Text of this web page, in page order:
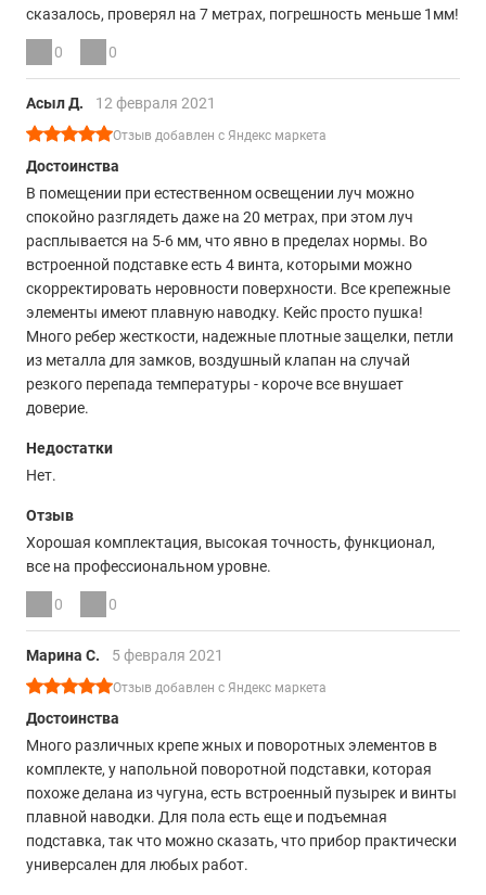
сказалось, проверял на 7 метрах, погрешность меньше 1мм!
0 0
Асыл Д. 12 февраля 2021
Отзыв добавлен с Яндекс маркета
Достоинства
В помещении при естественном освещении луч можно
спокойно разглядеть даже на 20 метрах, при этом луч
расплывается на 5-6 мм, что явно в пределах нормы. Во
встроенной подставке есть 4 винта, которыми можно
скорректировать неровности поверхности. Все крепежные
элементы имеют плавную наводку. Кейс просто пушка!
Много ребер жесткости, надежные плотные защелки, петли
из металла для замков, воздушный клапан на случай
резкого перепада температуры - короче все внушает
доверие.
Недостатки
Нет.
Отзыв
Хорошая комплектация, высокая точность, функционал,
все на профессиональном уровне.
0 0
Марина С. 5 февраля 2021
Отзыв добавлен с Яндекс маркета
Достоинства
Много различных крепе жных и поворотных элементов в
комплекте, у напольной поворотной подставки, которая
похоже делана из чугуна, есть встроенный пузырек и винты
плавной наводки. Для пола есть еще и подъемная
подставка, так что можно сказать, что прибор практически
универсален для любых работ.